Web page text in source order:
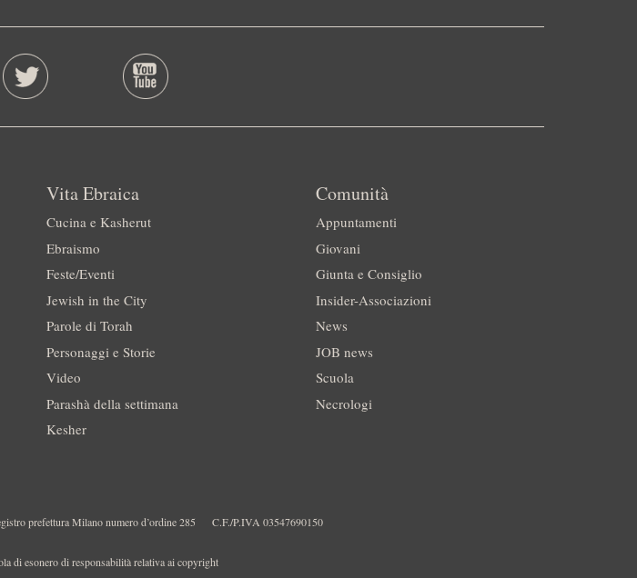
Vita Ebraica
Cucina e Kasherut
Ebraismo
Feste/Eventi
Jewish in the City
Parole di Torah
Personaggi e Storie
Video
Parashà della settimana
Kesher
Comunità
Appuntamenti
Giovani
Giunta e Consiglio
Insider-Associazioni
News
JOB news
Scuola
Necrologi
prefettura Milano numero d’ordine 285 C.F./P.IVA 03547690150
di esonero di responsabilità relativa ai copyright